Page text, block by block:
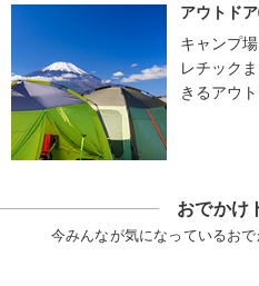
アウトド
キャンプ
レチック
きるアウ
おでかけ
今みんなが気になっているお